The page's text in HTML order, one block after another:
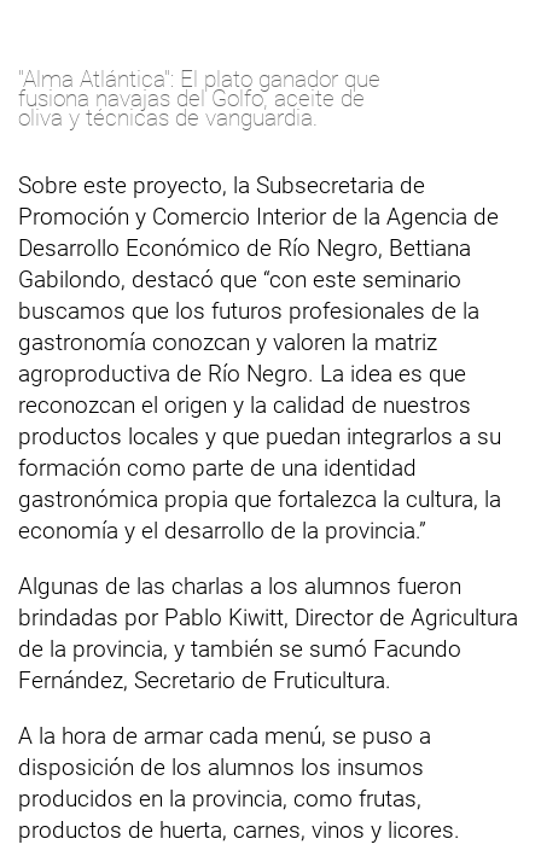
"Alma Atlántica": El plato ganador que
fusiona navajas del Golfo, aceite de
oliva y técnicas de vanguardia.
Sobre este proyecto, la Subsecretaria de
Promoción y Comercio Interior de la Agencia de
Desarrollo Económico de Río Negro, Bettiana
Gabilondo, destacó que “con este seminario
buscamos que los futuros profesionales de la
gastronomía conozcan y valoren la matriz
agroproductiva de Río Negro. La idea es que
reconozcan el origen y la calidad de nuestros
productos locales y que puedan integrarlos a su
formación como parte de una identidad
gastronómica propia que fortalezca la cultura, la
economía y el desarrollo de la provincia.”
Algunas de las charlas a los alumnos fueron
brindadas por Pablo Kiwitt, Director de Agricultura
de la provincia, y también se sumó Facundo
Fernández, Secretario de Fruticultura.
A la hora de armar cada menú, se puso a
disposición de los alumnos los insumos
producidos en la provincia, como frutas,
productos de huerta, carnes, vinos y licores.